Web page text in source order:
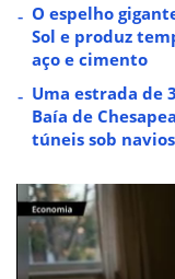
O espelho
Sol e produz
aço e cimento
Uma estrada de
Baía de
túneis sob